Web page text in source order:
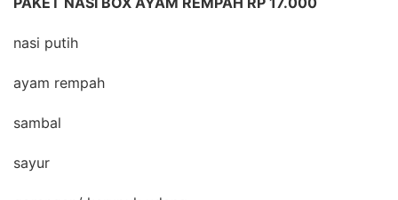
nasi putih
ayam rempah
sambal
sayur